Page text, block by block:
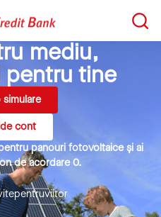
mediu,
tine
simulare
cont
panouri fotovoltaice și ai
de acordare 0.